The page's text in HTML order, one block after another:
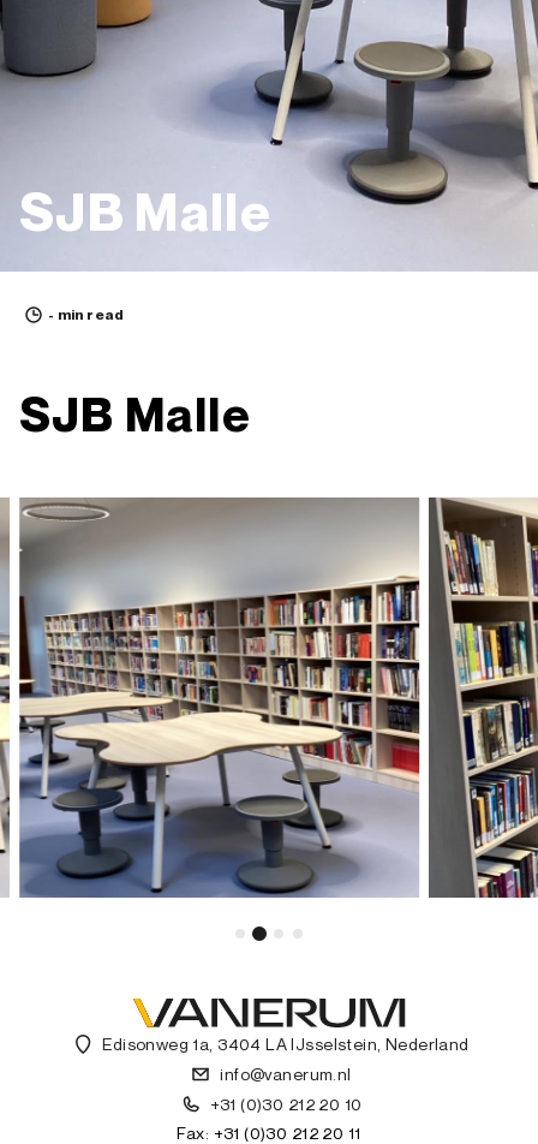
SJB Malle
- min read
SJB Malle
Edisonweg 1a, 3404 LA IJsselstein, Nederland
info@vanerum.nl
+31 (0)30 212 20 10
Fax: +31 (0)30 212 20 11